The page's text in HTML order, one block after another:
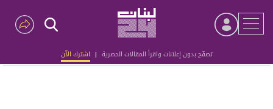
تصفّح بدون إعلانات واقرأ المقالات الحصرية | اشترك الآن
Advertisement